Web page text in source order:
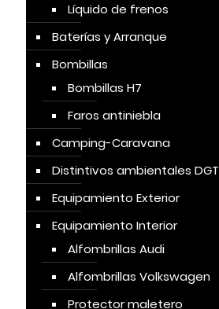
Líquido de frenos
Baterías y Arranque
Bombillas
Bombillas H7
Faros antiniebla
Camping-Caravana
Distintivos ambientales DGT
Equipamiento Exterior
Equipamiento Interior
Alfombrillas Audi
Alfombrillas Volkswagen
Protector maletero